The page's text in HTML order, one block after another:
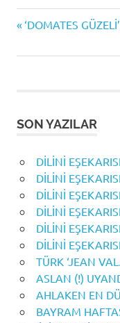
Yazı
gezinmesi
Previous
‘DOMATES
SON YAZILAR
DİLİNİ
DİLİNİ
DİLİNİ
DİLİNİ
DİLİNİ
DİLİNİ
TÜRK ‘JEAN
ASLAN (!)
AHLAKEN EN
BAYRAM